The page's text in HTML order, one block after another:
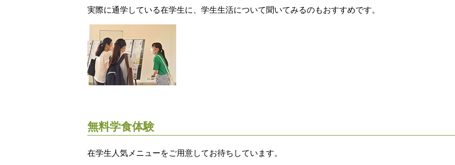
実際に通学している在学生に、学生生活について聞いてみるのもおすすめです。
無料学食体験
在学生人気メニューをご用意してお待ちしています。